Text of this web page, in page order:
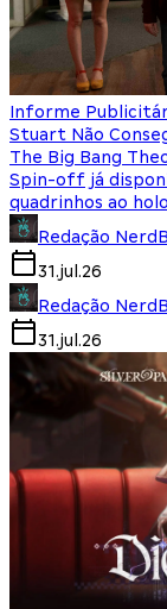
Informe
Stuart Não
The Big Bang
Spin-off já
quadrinhos ao
Redação
31.jul.26
Redação
31.jul.26